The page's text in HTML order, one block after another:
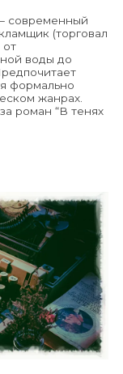
современный
(торговал
от
воды до
формально
жанрах.
роман “В тенях